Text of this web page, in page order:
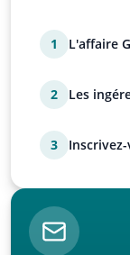
1 L'affaire
2 Les
3
Inscrivez-